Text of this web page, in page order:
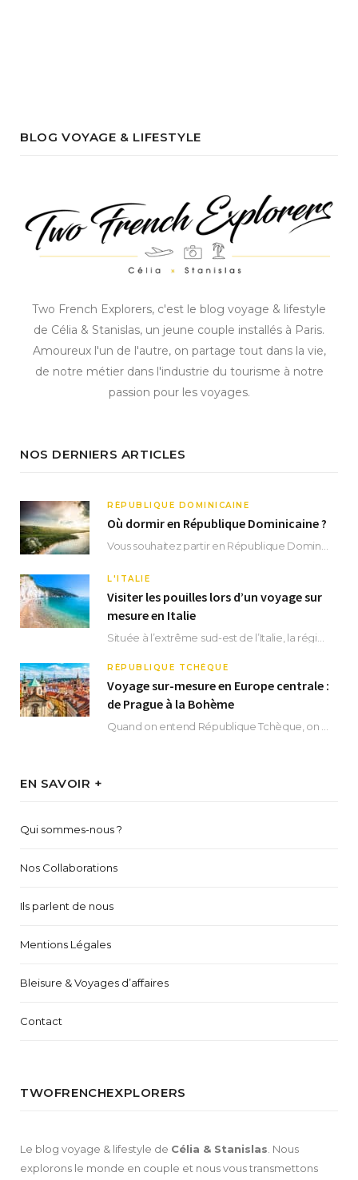
BLOG VOYAGE & LIFESTYLE
Two French Explorers, c'est le blog voyage & lifestyle
de Célia & Stanislas, un jeune couple installés à Paris.
Amoureux l'un de l'autre, on partage tout dans la vie,
de notre métier dans l'industrie du tourisme à notre
passion pour les voyages.
NOS DERNIERS ARTICLES
RÉPUBLIQUE DOMINICAINE
Où dormir en République Dominicaine ?
L'ITALIE
Visiter les pouilles lors d’un voyage sur
mesure en Italie
RÉPUBLIQUE TCHÈQUE
Voyage sur-mesure en Europe centrale :
de Prague à la Bohème
EN SAVOIR +
Qui sommes-nous ?
Nos Collaborations
Ils parlent de nous
Mentions Légales
Bleisure & Voyages d’affaires
Contact
TWOFRENCHEXPLORERS
Le blog voyage & lifestyle de Célia & Stanislas . Nous
explorons le monde en couple et nous vous transmettons